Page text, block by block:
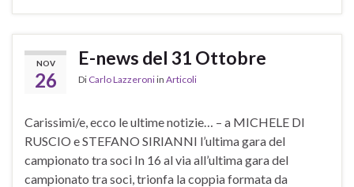
NOV
26
E-news del 31 Ottobre
Di Carlo Lazzeroniin Articoli
Carissimi/e, ecco le ultime notizie… – a MICHELE DI
RUSCIO e STEFANO SIRIANNI l’ultima gara del
campionato tra soci In 16 al via all’ultima gara del
campionato tra soci, trionfa la coppia formata da